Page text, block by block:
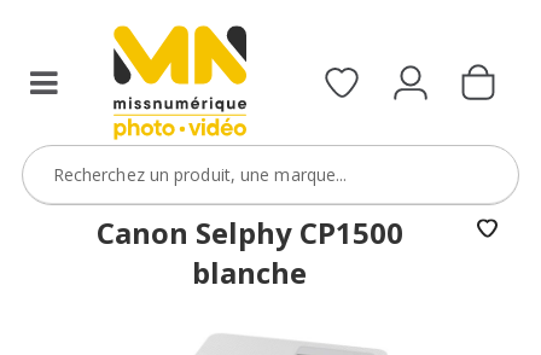
Canon Selphy CP1500
blanche